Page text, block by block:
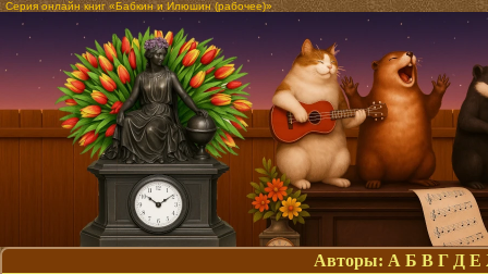
Серия онлайн книг «Бабкин и Илюшин (рабочее)»
Авторы: А Б В Г Д Е